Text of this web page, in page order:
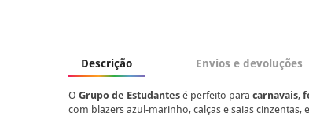
Descrição Envios e devoluções
O Grupo de Estudantes é perfeito para carnavais,
com blazers azul-marinho, calças e saias